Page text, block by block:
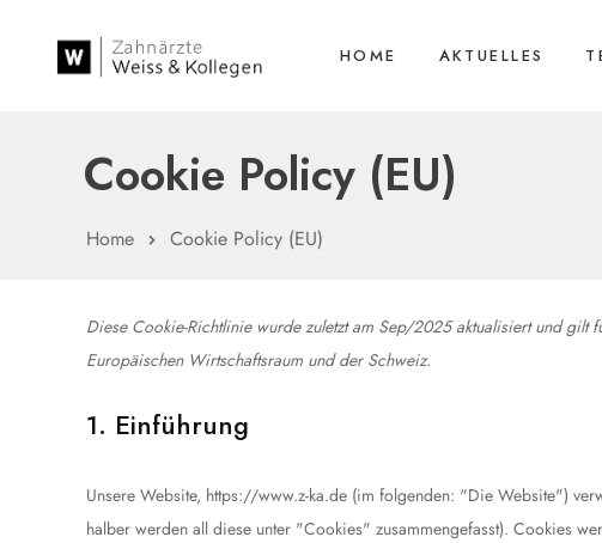
HOME AKTUELLES
Cookie Policy (EU)
Home Cookie Policy (EU)
Diese Cookie-Richtlinie wurde zuletzt am Sep/2025 aktualisiert und gilt
Europäischen Wirtschaftsraum und der Schweiz.
1. Einführung
Unsere Website, https://www.z-ka.de (im folgenden: "Die Website")
halber werden all diese unter "Cookies" zusammengefasst). Cookies